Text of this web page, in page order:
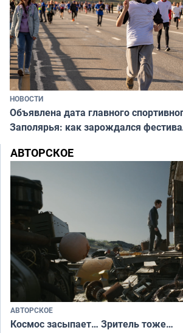
НОВОСТИ
Объявлена дата главного
Заполярья: как зарождался
АВТОРСКОЕ
АВТОРСКОЕ
Космос засыпает… Зритель тоже…